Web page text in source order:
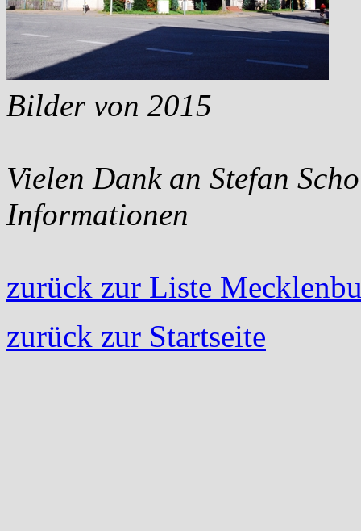
Bilder von 2015
Vielen Dank an Stefan
Informationen
zurück zur Liste
zurück zur Startseite